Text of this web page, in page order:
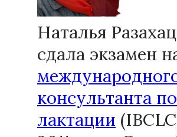
Наталья
сдала экзамен
консультанта по
лактации